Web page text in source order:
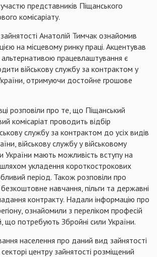
представників Піщанського
комісаріату.
Анатолій Тимчак ознайомив
на місцевому ринку праці. Акцентував
працевлаштування є
військову службу за контрактом у
отримуючи достойне грошове
розповіли про те, що Піщанський
комісаріат проводить відбір
службу за контрактом до усіх видів
військову службу у військовому
України мають можливість вступу на
укладення короткострокових
період. Також розповіли про
навчання, пільги та державні
контракту. Надали інформацію про
ознайомили з переліком професій
що потребують Збройні сили України.
населення про даний вид зайнятості
центру зайнятості розміщений